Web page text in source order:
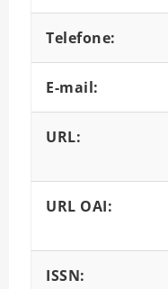
Telefone:
E-mail:
URL:
URL OAI:
ISSN: